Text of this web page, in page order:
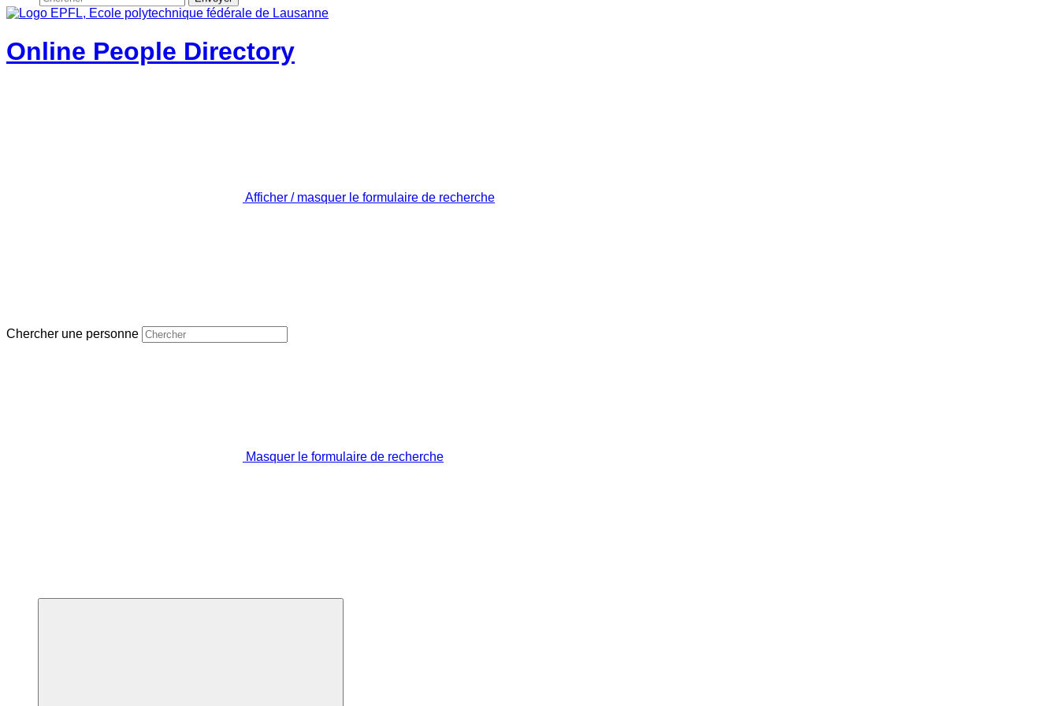
Online People Directory
Afficher / masquer le formulaire de recherche
Chercher une personne
Masquer le formulaire de recherche